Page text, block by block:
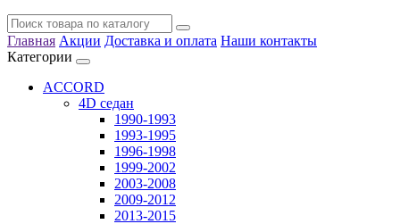
Главная Акции Доставка и оплата Наши контакты
Категории
ACCORD
4D седан
1990-1993
1993-1995
1996-1998
1999-2002
2003-2008
2009-2012
2013-2015